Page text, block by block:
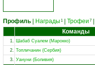
Профиль Награды 1 Трофеи 7
Команды
1. Шабаб Суалем (Марокко)
2. Топличанин (Сербия)
3. Уануни (Боливия)